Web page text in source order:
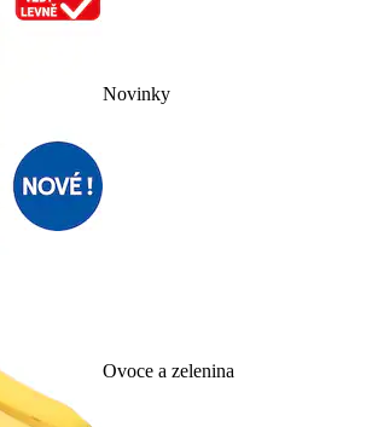
Novinky
Ovoce a zelenina